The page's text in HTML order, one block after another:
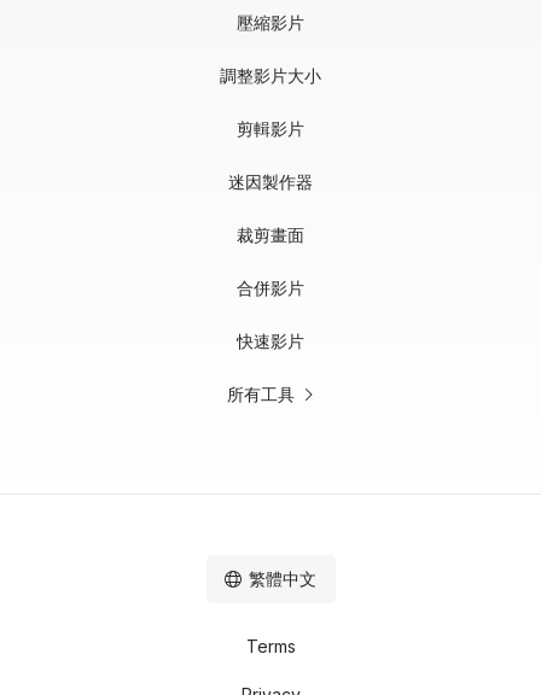
壓縮影片
調整影片大小
剪輯影片
迷因製作器
裁剪畫面
合併影片
快速影片
所有工具
Terms
繁體中文